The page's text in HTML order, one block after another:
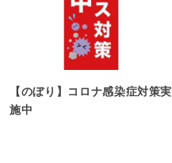
【のぼり】コロナ感染症対策実
施中